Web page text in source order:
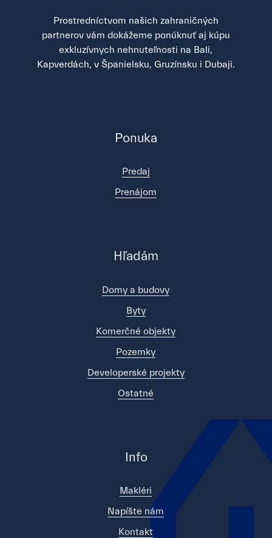
Prostredníctvom našich zahraničných
partnerov vám dokážeme ponúknuť aj kúpu
exkluzívnych nehnuteľnosti na Bali,
Kapverdách, v Španielsku, Gruzínsku i Dubaji.
Ponuka
Predaj
Prenájom
Hľadám
Domy a budovy
Byty
Komerčné objekty
Pozemky
Developerské projekty
Ostatné
Info
Makléri
Napíšte nám
Kontakt